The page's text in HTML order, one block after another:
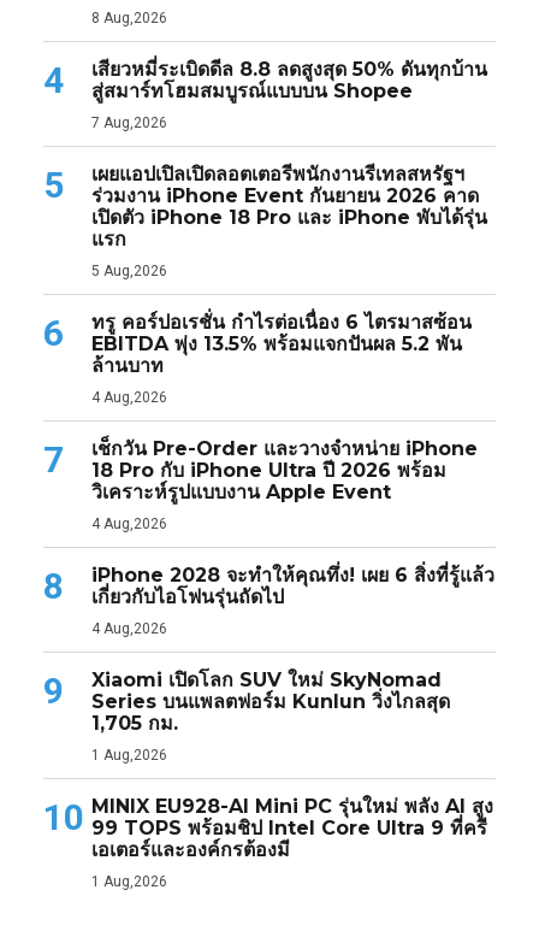
8 Aug,2026
4
เสียวหมี่ระเบิดดีล 8.8 ลดสูงสุด 50% ดันทุกบ้าน
สู่สมาร์ทโฮมสมบูรณ์แบบบน Shopee
7 Aug,2026
5
เผยแอปเปิลเปิดลอตเตอรีพนักงานรีเทลสหรัฐฯ
ร่วมงาน iPhone Event กันยายน 2026 คาด
เปิดตัว iPhone 18 Pro และ iPhone พับได้รุ่น
แรก
5 Aug,2026
6
ทรู คอร์ปอเรชั่น กำไรต่อเนื่อง 6 ไตรมาสซ้อน
EBITDA พุ่ง 13.5% พร้อมแจกปันผล 5.2 พัน
ล้านบาท
4 Aug,2026
7
เช็กวัน Pre-Order และวางจำหน่าย iPhone
18 Pro กับ iPhone Ultra ปี 2026 พร้อม
วิเคราะห์รูปแบบงาน Apple Event
4 Aug,2026
8
iPhone 2028 จะทำให้คุณทึ่ง! เผย 6 สิ่งที่รู้แล้ว
เกี่ยวกับไอโฟนรุ่นถัดไป
4 Aug,2026
9
Xiaomi เปิดโลก SUV ใหม่ SkyNomad
Series บนแพลตฟอร์ม Kunlun วิ่งไกลสุด
1,705 กม.
1 Aug,2026
10 MINIX EU928-AI Mini PC รุ่นใหม่ พลัง AI สูง
99 TOPS พร้อมชิป Intel Core Ultra 9 ที่ครี
เอเตอร์และองค์กรต้องมี
1 Aug,2026